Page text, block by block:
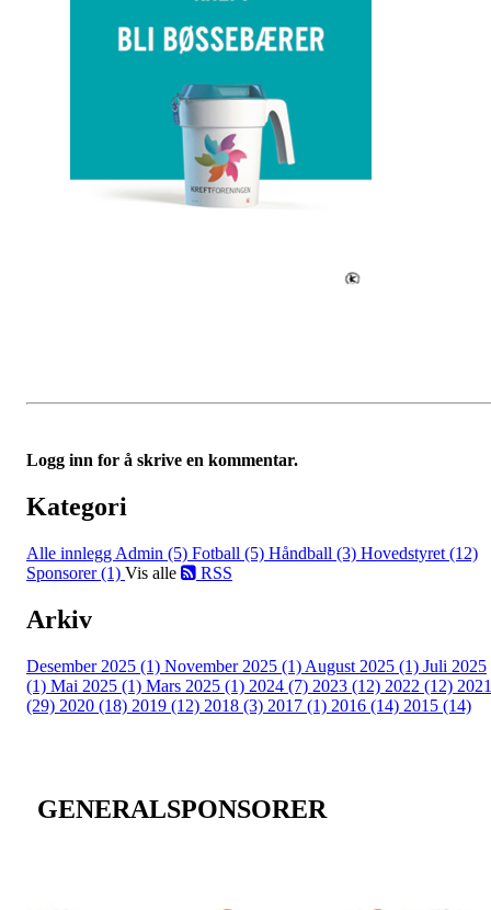
Logg inn for å skrive en kommentar.
Kategori
Alle innlegg Admin (5) Fotball (5) Håndball (3) Hovedstyret (12)
Sponsorer (1) Vis alle RSS
Arkiv
Desember 2025 (1) November 2025 (1) August 2025 (1) Juli 2025
(1) Mai 2025 (1) Mars 2025 (1) 2024 (7) 2023 (12) 2022 (12) 2021
(29) 2020 (18) 2019 (12) 2018 (3) 2017 (1) 2016 (14) 2015 (14)
GENERALSPONSORER